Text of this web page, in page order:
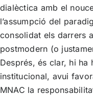
dialèctica amb el
l’assumpció del
consolidat els darrers
postmodern (o
Després, és clar, hi ha
institucional, avui
MNAC la